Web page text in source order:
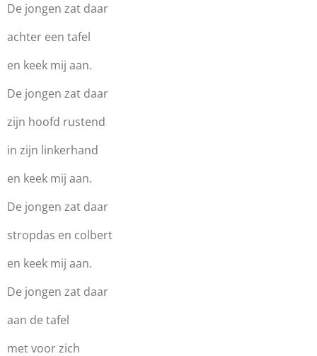
De jongen zat daar
achter een tafel
en keek mij aan.
De jongen zat daar
zijn hoofd rustend
in zijn linkerhand
en keek mij aan.
De jongen zat daar
stropdas en colbert
en keek mij aan.
De jongen zat daar
aan de tafel
met voor zich